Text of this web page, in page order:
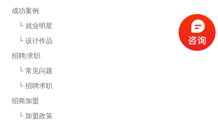
成功案例
└ 就业明星
└ 设计作品
招聘|求职
└ 常见问题
└ 招聘求职
招商加盟
└ 加盟政策